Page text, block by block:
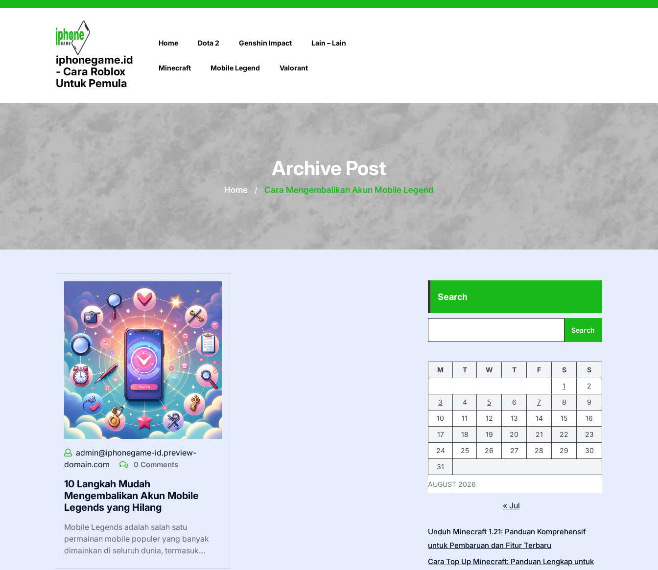
Skip
iphonegame.id
- Cara Roblox
Untuk Pemula
Home Dota 2 Genshin Impact Lain – Lain
Minecraft Mobile Legend Valorant
Archive Post
Home / Cara Mengembalikan Akun Mobile Legend
admin@iphonegame-id.preview-
domain.com
0 Comments
10 Langkah Mudah
Mengembalikan Akun Mobile
Legends yang Hilang
Mobile Legends adalah salah satu
permainan mobile populer yang banyak
dimainkan di seluruh dunia, termasuk…
Search
Search
AUGUST 2026
M T W T F S
S
1
2
3
4 5 6 7 8
9
10
11 12 13 14 15
16
17
18 19 20 21 22
23
24
25 26 27 28 29
30
31
« Jul
Unduh Minecraft 1.21: Panduan Komprehensif
untuk Pembaruan dan Fitur Terbaru
Cara Top Up Minecraft: Panduan Lengkap untuk